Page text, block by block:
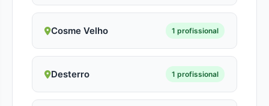
Cosme Velho 1 profissional
Desterro 1 profissional